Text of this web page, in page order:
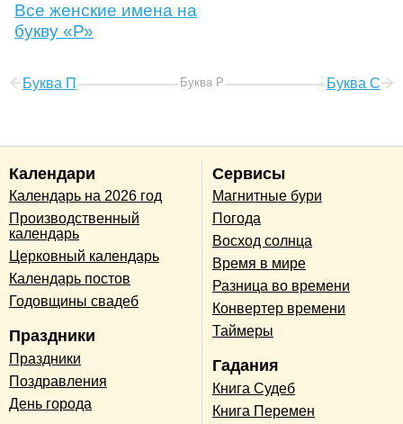
Все женские имена на
букву «Р»
Буква П Буква Р Буква С
Календари
Календарь на 2026 год
Производственный
календарь
Церковный календарь
Календарь постов
Годовщины свадеб
Праздники
Праздники
Поздравления
День города
Сервисы
Магнитные бури
Погода
Восход солнца
Время в мире
Разница во времени
Конвертер времени
Таймеры
Гадания
Книга Судеб
Книга Перемен